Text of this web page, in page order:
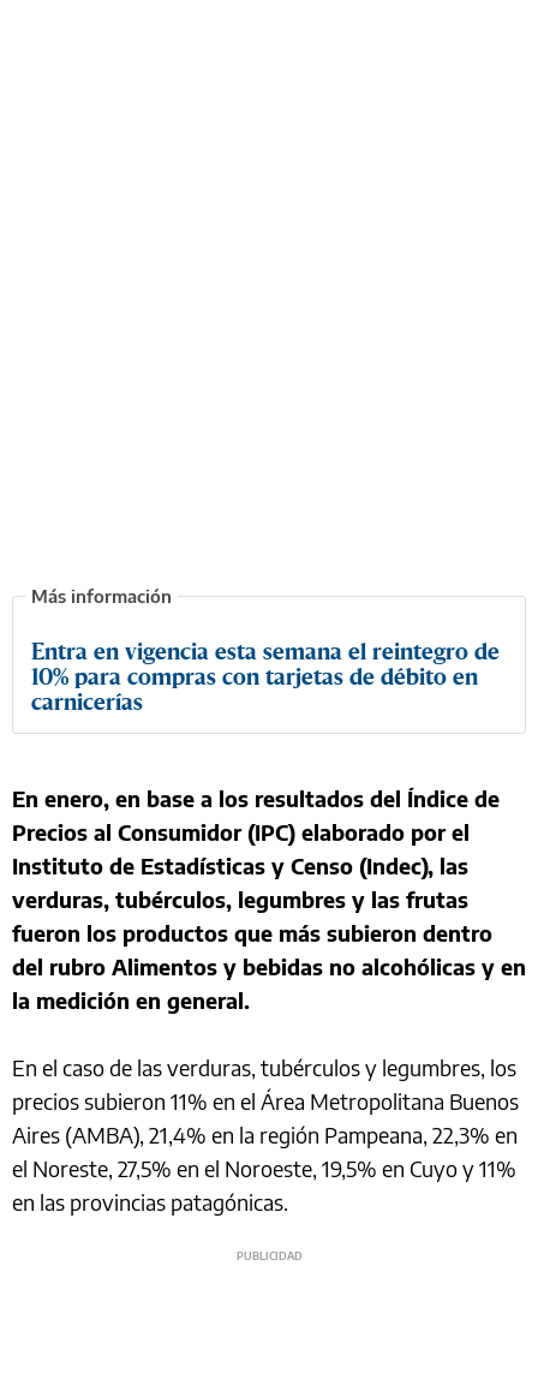
Entra en vigencia esta semana el reintegro de
10% para compras con tarjetas de débito en
carnicerías
En enero, en base a los resultados del Índice de
Precios al Consumidor (IPC) elaborado por el
Instituto de Estadísticas y Censo (Indec), las
verduras, tubérculos, legumbres y las frutas
fueron los productos que más subieron dentro
del rubro Alimentos y bebidas no alcohólicas y en
la medición en general.
En el caso de las verduras, tubérculos y legumbres, los
precios subieron 11% en el Área Metropolitana Buenos
Aires (AMBA), 21,4% en la región Pampeana, 22,3% en
el Noreste, 27,5% en el Noroeste, 19,5% en Cuyo y 11%
en las provincias patagónicas.